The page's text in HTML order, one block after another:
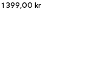
1 399,00 kr